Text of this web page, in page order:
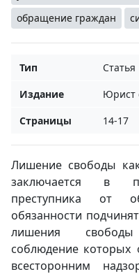
обращение граждан
Тип
Статья
Издание
Юрист
Страницы
14-17
Лишение свободы
заключается в
преступника от
обязанности
лишения
соблюдение которых
всесторонним